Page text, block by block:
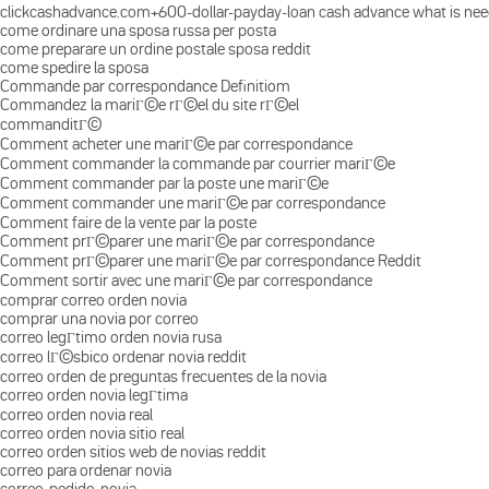
clickcashadvance.com+600-dollar-payday-loan cash advance what is
come ordinare una sposa russa per posta
come preparare un ordine postale sposa reddit
come spedire la sposa
Commande par correspondance Definitiom
Commandez la mariГ©e rГ©el du site rГ©el
commanditГ©
Comment acheter une mariГ©e par correspondance
Comment commander la commande par courrier mariГ©e
Comment commander par la poste une mariГ©e
Comment commander une mariГ©e par correspondance
Comment faire de la vente par la poste
Comment prГ©parer une mariГ©e par correspondance
Comment prГ©parer une mariГ©e par correspondance Reddit
Comment sortir avec une mariГ©e par correspondance
comprar correo orden novia
comprar una novia por correo
correo legГ­timo orden novia rusa
correo lГ©sbico ordenar novia reddit
correo orden de preguntas frecuentes de la novia
correo orden novia legГ­tima
correo orden novia real
correo orden novia sitio real
correo orden sitios web de novias reddit
correo para ordenar novia